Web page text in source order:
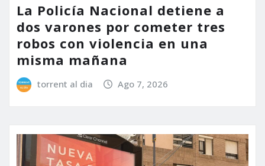
La Policía Nacional detiene a
dos varones por cometer tres
robos con violencia en una
misma mañana
torrent al dia Ago 7, 2026